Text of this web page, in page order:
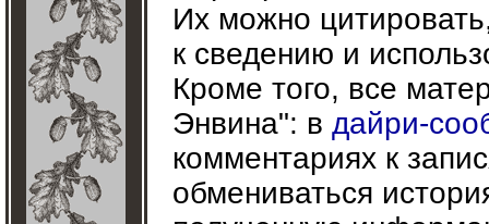
Их можно
к сведению и
Кроме того, все
Энвина": в дайри-
комментариях к
обмениваться